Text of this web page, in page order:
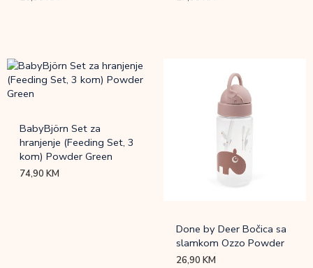
BabyBjörn Set za
hranjenje (Feeding Set, 3
kom) Powder Green
74,90KM
Done by Deer Bočica sa
slamkom Ozzo Powder
26,90KM